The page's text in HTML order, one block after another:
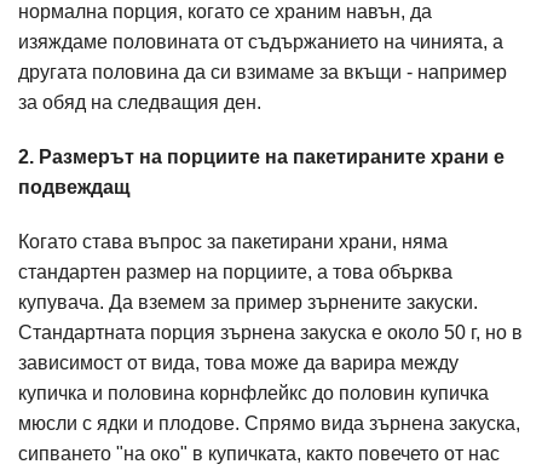
нормална порция, когато се храним навън, да
изяждаме половината от съдържанието на чинията, а
другата половина да си взимаме за вкъщи - например
за обяд на следващия ден.
2. Размерът на порциите на пакетираните храни е
подвеждащ
Когато става въпрос за пакетирани храни, няма
стандартен размер на порциите, а това обърква
купувача. Да вземем за пример зърнените закуски.
Стандартната порция зърнена закуска е около 50 г, но в
зависимост от вида, това може да варира между
купичка и половина корнфлейкс до половин купичка
мюсли с ядки и плодове. Спрямо вида зърнена закуска,
сипването "на око" в купичката, както повечето от нас